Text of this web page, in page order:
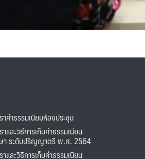
าธรรมเนียมห้องประชุม
ละวิธีการเก็บค่าธรรมเนียน
า ระดับปริญญาตรี พ.ศ. 2564
ละวิธีการเก็บค่าธรรมเนียน